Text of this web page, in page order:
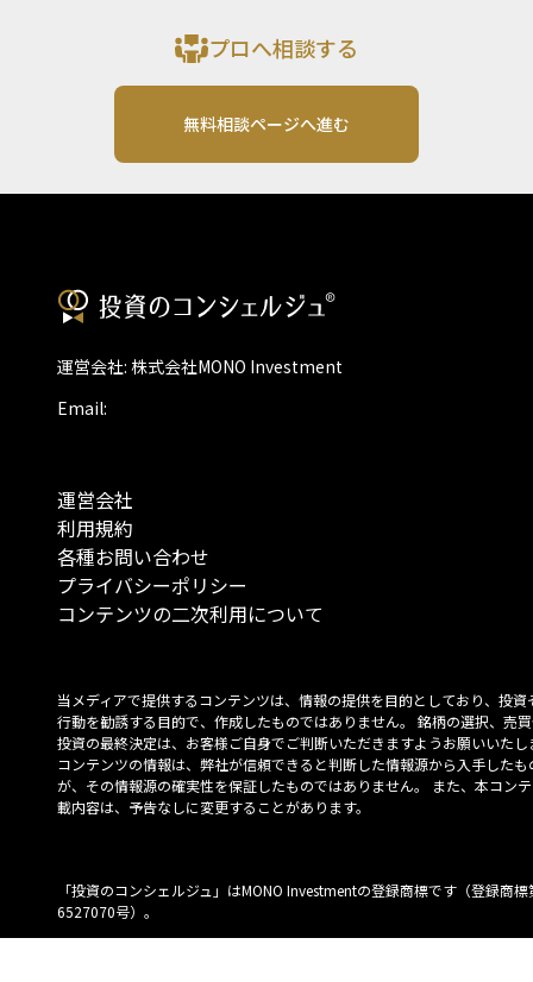
プロへ相談する
無料相談ページへ進む
運営会社: 株式会社MONO Investment
Email:
運営会社
利用規約
各種お問い合わせ
プライバシーポリシー
コンテンツの二次利用について
当メディアで提供するコンテンツは、情報の提供を目的としており、投資
行動を勧誘する目的で、作成したものではありません。 銘柄の選択、売
投資の最終決定は、お客様ご自身でご判断いただきますようお願いいたし
コンテンツの情報は、弊社が信頼できると判断した情報源から入手したも
が、その情報源の確実性を保証したものではありません。 また、本コン
載内容は、予告なしに変更することがあります。
「投資のコンシェルジュ」はMONO Investmentの登録商標です（登録商標
6527070号）。